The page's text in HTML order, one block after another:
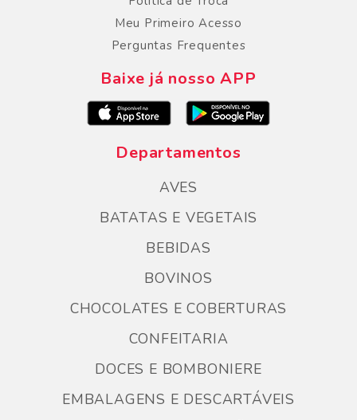
Meu Primeiro Acesso
Perguntas Frequentes
Baixe já nosso APP
Departamentos
AVES
BATATAS E VEGETAIS
BEBIDAS
BOVINOS
CHOCOLATES E COBERTURAS
CONFEITARIA
DOCES E BOMBONIERE
EMBALAGENS E DESCARTÁVEIS